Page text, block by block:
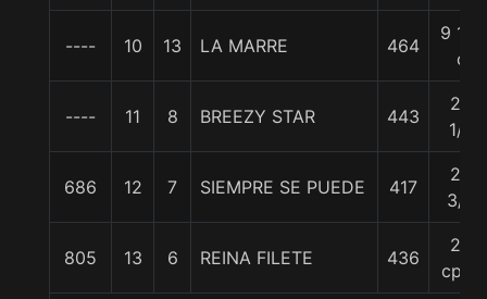
---- 10 13 LA MARRE 464
9 1/4
c
---- 11 8 BREEZY STAR 443
22
1/4
686 12 7 SIEMPRE SE PUEDE 417
24
3/4
805 13 6 REINA FILETE 436
26
cpos